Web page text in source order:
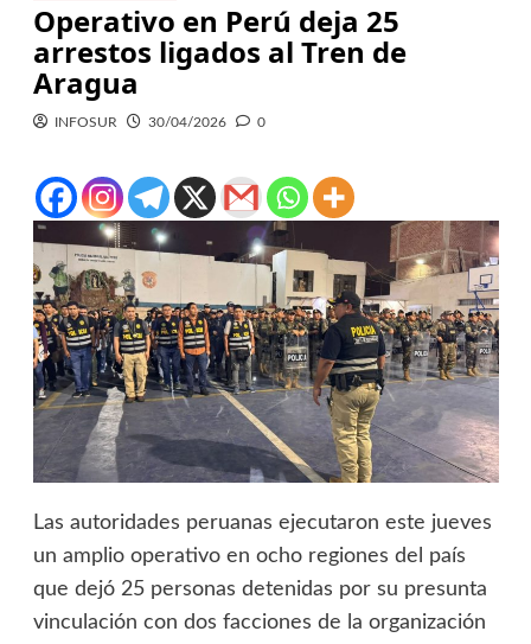
Operativo en Perú deja 25
arrestos ligados al Tren de
Aragua
INFOSUR 30/04/2026 0
Las autoridades peruanas ejecutaron este jueves
un amplio operativo en ocho regiones del país
que dejó 25 personas detenidas por su presunta
vinculación con dos facciones de la organización